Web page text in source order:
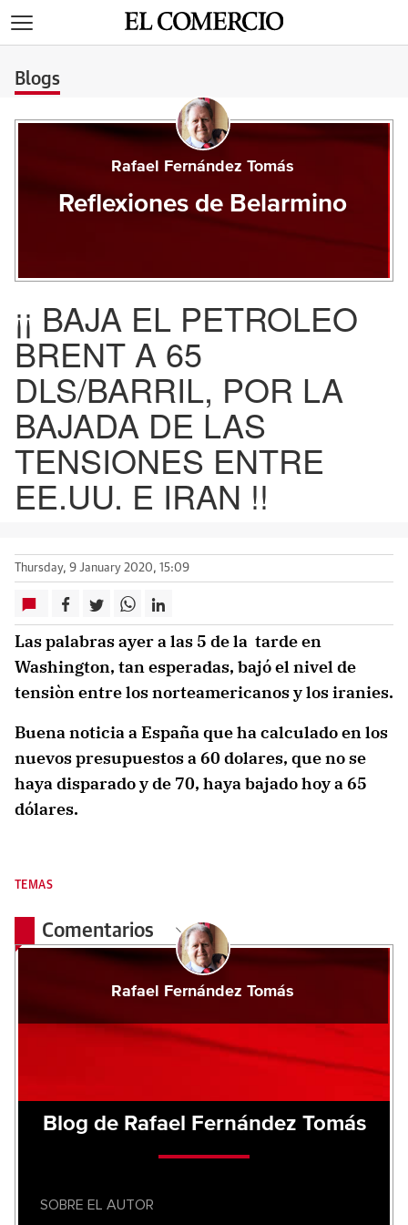
Blogs
Rafael Fernández Tomás
Reflexiones de Belarmino
¡¡ BAJA EL PETROLEO
BRENT A 65
DLS/BARRIL, POR LA
BAJADA DE LAS
TENSIONES ENTRE
EE.UU. E IRAN !!
Thursday, 9 January 2020, 15:09
Las palabras ayer a las 5 de la tarde en
Washington, tan esperadas, bajó el nivel de
tensiòn entre los norteamericanos y los iranies.
Buena noticia a España que ha calculado en los
nuevos presupuestos a 60 dolares, que no se
haya disparado y de 70, haya bajado hoy a 65
dólares.
TEMAS
Comentarios
Rafael Fernández Tomás
Blog de Rafael Fernández Tomás
SOBRE EL AUTOR